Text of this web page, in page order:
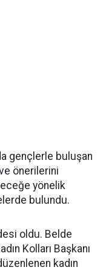
gençlerle buluşan
önerilerini
yönelik
bulundu.
oldu. Belde
Kolları Başkanı
kadın